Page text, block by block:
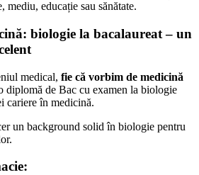
mediu, educație sau sănătate.
biologie la bacalaureat – un
medical, fie că vorbim de medicină
diplomă de Bac cu examen la biologie
cariere în medicină.
un background solid în biologie pentru